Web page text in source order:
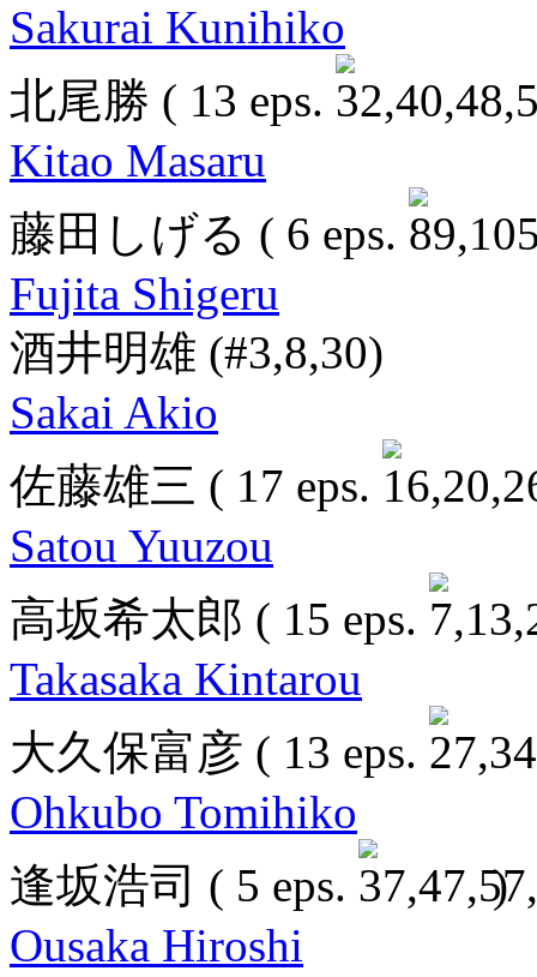
Sakurai Kunihiko
北尾勝 ( 13 eps.
Kitao Masaru
藤田しげる ( 6 eps.
Fujita Shigeru
酒井明雄 (#3,8,30)
Sakai Akio
佐藤雄三 ( 17 eps.
Satou Yuuzou
高坂希太郎 ( 15 eps.
Takasaka Kintarou
大久保富彦 ( 13 eps.
Ohkubo Tomihiko
逢坂浩司 ( 5 eps.
)
Ousaka Hiroshi